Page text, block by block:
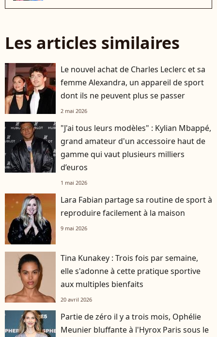
Les articles similaires
Le nouvel achat de Charles Leclerc et sa
femme Alexandra, un appareil de sport
dont ils ne peuvent plus se passer
2 mai 2026
"J'ai tous leurs modèles" : Kylian Mbappé,
grand amateur d'un accessoire haut de
gamme qui vaut plusieurs milliers
d’euros
1 mai 2026
Lara Fabian partage sa routine de sport à
reproduire facilement à la maison
9 mai 2026
Tina Kunakey : Trois fois par semaine,
elle s'adonne à cette pratique sportive
aux multiples bienfaits
20 avril 2026
Partie de zéro il y a trois mois, Ophélie
Meunier bluffante à l'Hyrox Paris sous le